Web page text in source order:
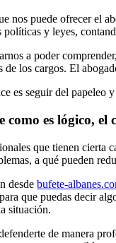
nos puede ofrecer el
políticas y leyes,
a poder
de los cargos. El
es seguir del papeleo
como es lógico,
que tienen cierta
a qué pueden
desde bufete-
que puedas decir
situación.
de manera